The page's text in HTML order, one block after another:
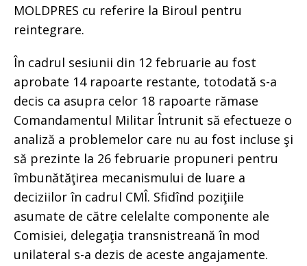
MOLDPRES cu referire la Biroul pentru
reintegrare.
În cadrul sesiunii din 12 februarie au fost
aprobate 14 rapoarte restante, totodată s-a
decis ca asupra celor 18 rapoarte rămase
Comandamentul Militar Întrunit să efectueze o
analiză a problemelor care nu au fost incluse şi
să prezinte la 26 februarie propuneri pentru
îmbunătăţirea mecanismului de luare a
deciziilor în cadrul CMÎ. Sfidînd poziţiile
asumate de către celelalte componente ale
Comisiei, delegaţia transnistreană în mod
unilateral s-a dezis de aceste angajamente.